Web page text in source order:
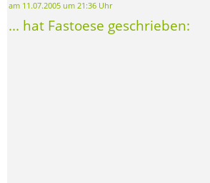
am 11.07.2005 um 21:36 Uhr
... hat Fastoese geschrieben: